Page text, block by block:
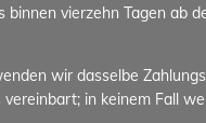
binnen vierzehn Tagen ab
wir dasselbe
in keinem Fall